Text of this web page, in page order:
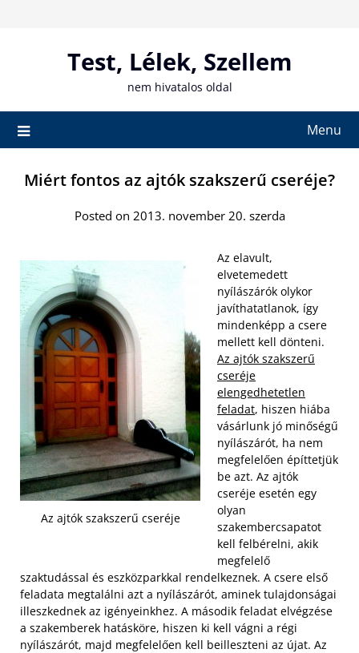
Test, Lélek, Szellem
nem hivatalos oldal
Menu
Miért fontos az ajtók szakszerű cseréje?
Posted on 2013. november 20. szerda
Az ajtók szakszerű cseréje
Az elavult,
elvetemedett
nyílászárók olykor
javíthatatlanok, így
mindenképp a csere
mellett kell dönteni.
Az ajtók szakszerű
cseréje
elengedhetetlen
feladat, hiszen hiába
vásárlunk jó minőségű
nyílászárót, ha nem
megfelelően építtetjük
be azt. Az ajtók
cseréje esetén egy
olyan
szakembercsapatot
kell felbérelni, akik
megfelelő
szaktudással és eszközparkkal rendelkeznek. A csere első
feladata megtalálni azt a nyílászárót, aminek tulajdonságai
illeszkednek az igényeinkhez. A második feladat elvégzése
a szakemberek hatásköre, hiszen ki kell vágni a régi
nyílászárót, majd megfelelően kell beilleszteni az újat. Az